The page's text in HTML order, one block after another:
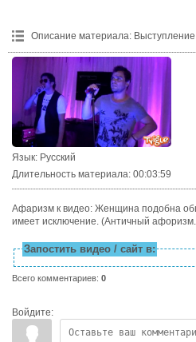
Описание материала:
Язык: Русский
Длительность материала: 00:03:59
Афаризм к видео: Женщина подобна
имеет исключение. (Античный
Запостить видео / сайт в:
Всего комментариев: 0
Войдите: